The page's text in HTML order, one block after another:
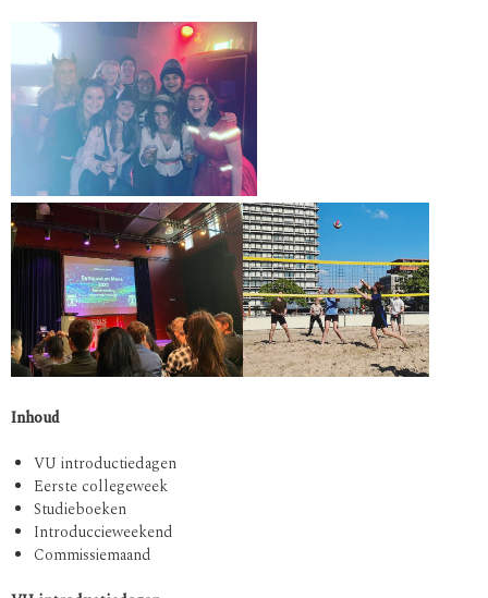
Inhoud
VU introductiedagen
Eerste collegeweek
Studieboeken
Introduccieweekend
Commissiemaand